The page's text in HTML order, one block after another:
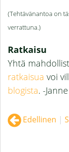
(Tehtävänantoa on
verrattuna.)
Ratkaisu
Yhtä
ratkaisua voi
blogista. -Janne
Edellinen |